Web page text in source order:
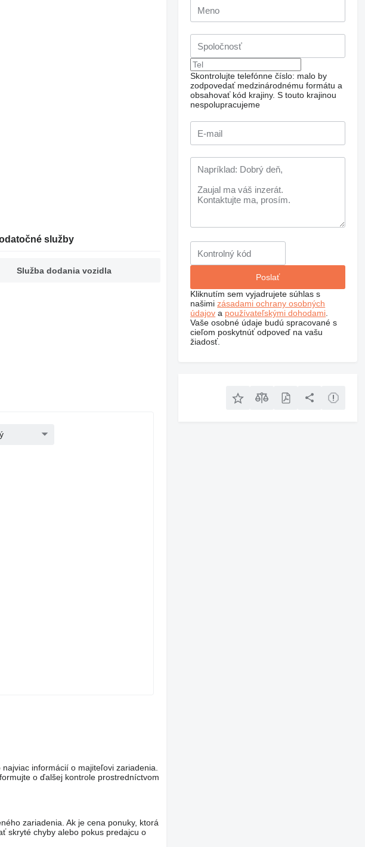
služby
Služba dodania vozidla
informácií o majiteľovi zariadenia.
o ďalšej kontrole prostredníctvom
zariadenia. Ak je cena ponuky, ktorá
skryté chyby alebo pokus predajcu o
Skontrolujte telefónne číslo: malo by
zodpovedať medzinárodnému formátu a
obsahovať kód krajiny. S touto krajinou
nespolupracujeme
Kliknutím sem vyjadrujete súhlas s
našimizásadami ochrany osobných
údajov a používateľskými dohodami
Vaše osobné údaje budú spracované s
cieľom poskytnúť odpoveď na vašu
žiadosť.